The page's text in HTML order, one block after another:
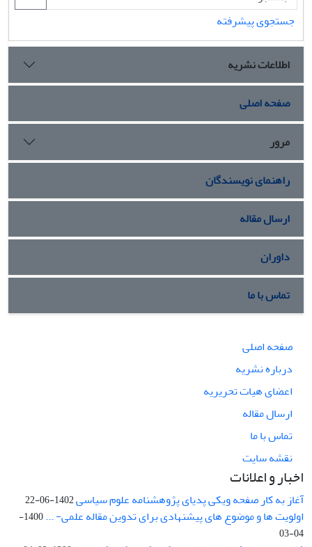
جستجوی پیشرفته
اطلاعات نشریه
صفحه اصلی
مرور
راهنمای نویسندگان
ارسال مقاله
داوران
تماس با ما
صفحه اصلی
درباره نشریه
اعضای هیات تحریریه
ارسال مقاله
تماس با ما
نقشه سایت
اخبار و اعلانات
آغاز به کار صفحه ویکی پدیای پژوهشنامه علوم سیاسی1402-06-22
اولویت ها و موضوع های پیشنهادی برای تدوین مقاله علمی- ...
1400-
04-03